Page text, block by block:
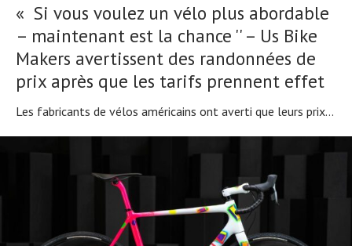
« Si vous voulez un vélo plus abordable
– maintenant est la chance '' – Us Bike
Makers avertissent des randonnées de
prix après que les tarifs prennent effet
Les fabricants de vélos américains ont averti que leurs prix...